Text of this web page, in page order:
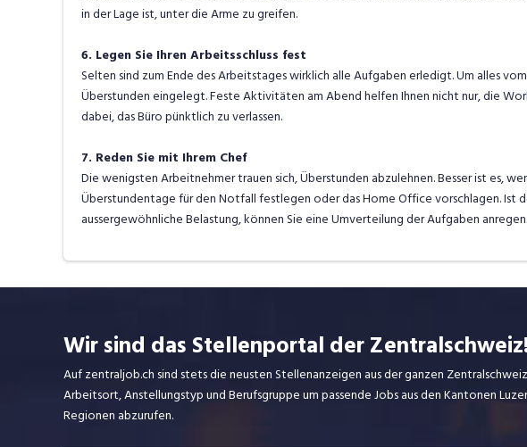
in der Lage ist, unter die Arme zu greifen.
6. Legen Sie Ihren Arbeitsschluss fest
Selten sind zum Ende des Arbeitstages wirklich alle Aufgaben erledigt. Um alles
Überstunden eingelegt. Feste Aktivitäten am Abend helfen Ihnen nicht nur, die
dabei, das Büro pünktlich zu verlassen.
7. Reden Sie mit Ihrem Chef
Die wenigsten Arbeitnehmer trauen sich, Überstunden abzulehnen. Besser ist es,
Überstundentage für den Notfall festlegen oder das Home Office vorschlagen. Ist
aussergewöhnliche Belastung, können Sie eine Umverteilung der Aufgaben anregen.
Wir sind das Stellenportal der
Auf zentraljob.ch sind stets die neusten Stellenanzeigen aus der ganzen
Arbeitsort, Anstellungstyp und Berufsgruppe um passende Jobs aus den Kantonen
Regionen abzurufen.